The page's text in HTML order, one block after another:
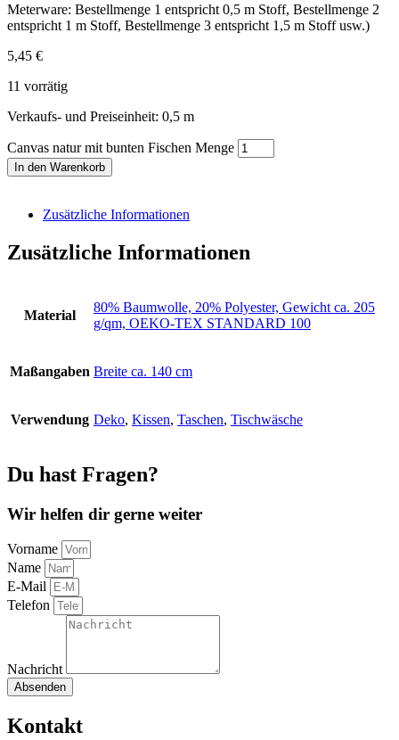
Meterware: Bestellmenge 1 entspricht 0,5 m Stoff, Bestellmenge 2
entspricht 1 m Stoff, Bestellmenge 3 entspricht 1,5 m Stoff usw.)
5,45 €
11 vorrätig
Verkaufs- und Preiseinheit: 0,5 m
Canvas natur mit bunten Fischen Menge
In den Warenkorb
Zusätzliche Informationen
Zusätzliche Informationen
Material
80% Baumwolle, 20% Polyester, Gewicht ca. 205
g/qm, OEKO-TEX STANDARD 100
Maßangaben Breite ca. 140 cm
Verwendung Deko, Kissen, Taschen, Tischwäsche
Du hast Fragen?
Wir helfen dir gerne weiter
Vorname
Name
E-Mail
Telefon
Nachricht
Absenden
Kontakt